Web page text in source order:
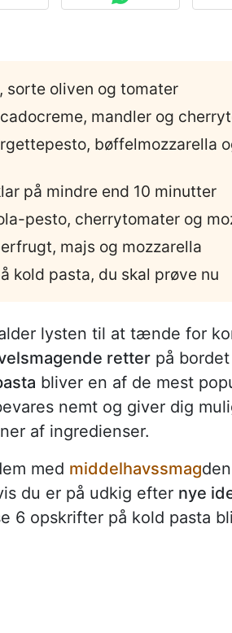
sorte oliven og tomater
mandler og
bøffelmozzarella
på mindre end 10 minutter
pesto, cherrytomater og
majs og mozzarella
kold pasta, du skal prøve nu
lysten til at tænde for
retter på
bliver en af de mest
nemt og giver dig
af ingredienser.
med middelhavssmag
du er på udkig efter nye
6 opskrifter på kold pasta